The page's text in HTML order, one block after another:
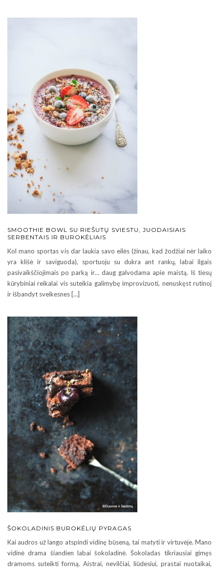
SMOOTHIE BOWL SU RIEŠUTŲ SVIESTU, JUODAISIAIS
SERBENTAIS IR BUROKĖLIAIS
Kol mano sportas vis dar laukia savo eilės (žinau, kad žodžiai nėr laiko
yra klišė ir saviguoda), sportuoju su dukra ant rankų, labai ilgais
pasivaikščiojimais po parką ir… daug galvodama apie maistą. Iš tiesų
kūrybiniai reikalai vis suteikia galimybę improvizuoti, nenuskęst rutinoj
ir išbandyt sveikesnes […]
ŠOKOLADINIS BUROKĖLIŲ PYRAGAS
Kai audros už lango atspindi vidinę būseną, tai matyti ir virtuvėje. Mano
vidinė drama šiandien labai šokoladinė. Šokoladas tikriausiai gimęs
dramoms suteikti formą. Aistrai, nevilčiai, liūdesiui, prastai nuotaikai,